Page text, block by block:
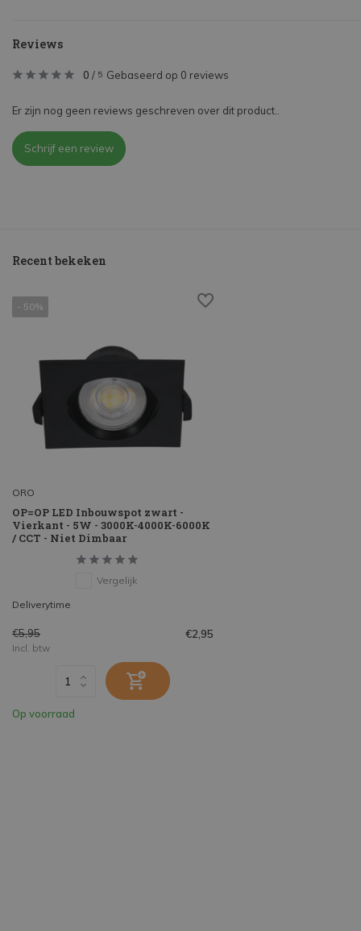
Reviews
0 / 5 Gebaseerd op 0 reviews
Er zijn nog geen reviews geschreven over dit product..
Schrijf een review
Recent bekeken
- 50%
ORO
OP=OP LED Inbouwspot zwart -
Vierkant - 5W - 3000K-4000K-6000K
/ CCT - Niet Dimbaar
Vergelijk
Deliverytime
€5,95 €2,95
Incl. btw
Op voorraad